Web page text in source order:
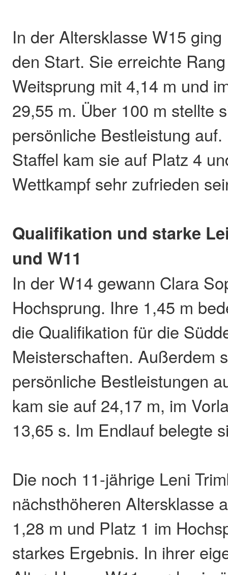
In der Altersklasse W15
den Start. Sie erreichte
Weitsprung mit 4,14 m und
29,55 m. Über 100 m stellte
persönliche Bestleistung
Staffel kam sie auf Platz 4
Wettkampf sehr zufrieden
Qualifikation und starke
und W11
In der W14 gewann Clara
Hochsprung. Ihre 1,45 m
die Qualifikation für die
Meisterschaften. Außerdem
persönliche Bestleistungen
kam sie auf 24,17 m, im
13,65 s. Im Endlauf belegte
Die noch 11-jährige Leni
nächsthöheren Altersklasse
1,28 m und Platz 1 im
starkes Ergebnis. In ihrer